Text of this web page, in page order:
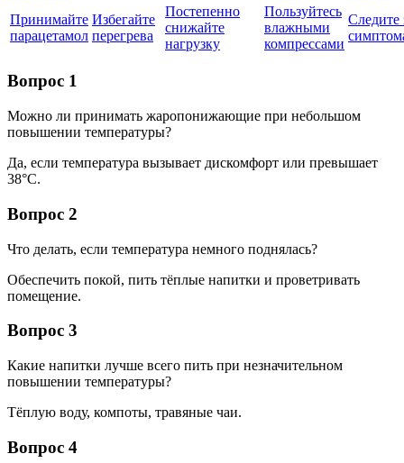
Принимайте
парацетамол
Избегайте
перегрева
Постепенно
снижайте
нагрузку
Пользуйтесь
влажными
компрессами
Следите
Вопрос 1
Можно ли принимать жаропонижающие при небольшом
повышении температуры?
Да, если температура вызывает дискомфорт или превышает
38°C.
Вопрос 2
Что делать, если температура немного поднялась?
Обеспечить покой, пить тёплые напитки и проветривать
помещение.
Вопрос 3
Какие напитки лучше всего пить при незначительном
повышении температуры?
Тёплую воду, компоты, травяные чаи.
Вопрос 4